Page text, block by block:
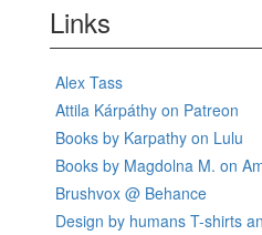
Links
Alex Tass
Attila Kárpáthy on Patreon
Books by Karpathy on Lulu
Books by Magdolna M. on
Brushvox @ Behance
Design by humans T-shirts